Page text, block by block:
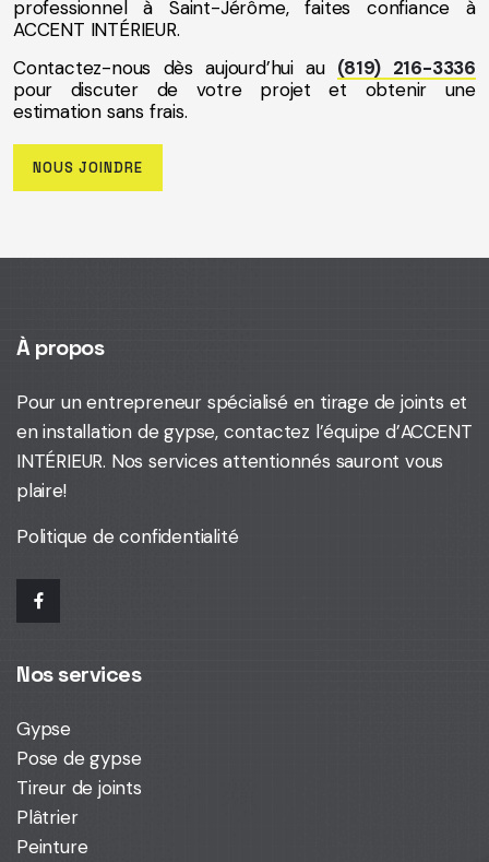
professionnel à Saint-Jérôme, faites confiance à
ACCENT INTÉRIEUR.
Contactez-nous dès aujourd’hui au (819) 216-3336
pour discuter de votre projet et obtenir une
estimation sans frais.
NOUS JOINDRE
À propos
Pour un entrepreneur spécialisé en tirage de joints et
en installation de gypse, contactez l’équipe d’ACCENT
INTÉRIEUR. Nos services attentionnés sauront vous
plaire!
Politique de confidentialité
Nos services
Gypse
Pose de gypse
Tireur de joints
Plâtrier
Peinture